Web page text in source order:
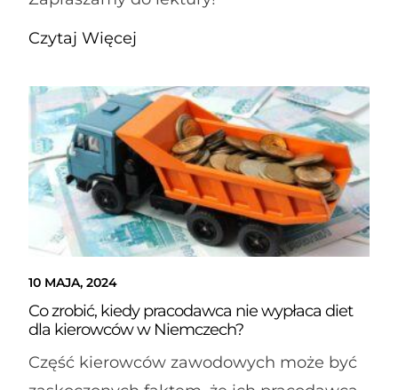
Czytaj Więcej
Co zrobić, kiedy pracodawca nie wypłaca diet
dla kierowców w Niemczech?
10 MAJA, 2024
Część kierowców zawodowych może być